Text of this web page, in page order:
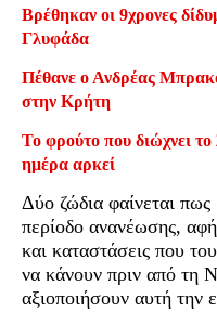
Βρέθηκαν οι 9χρονες
Γλυφάδα
Πέθανε ο Ανδρέας
στην Κρήτη
Το φρούτο που διώχνει το
ημέρα αρκεί
Δύο ζώδια φαίνεται
περίοδο ανανέωσης,
και καταστάσεις που
να κάνουν πριν από τη
αξιοποιήσουν αυτή την